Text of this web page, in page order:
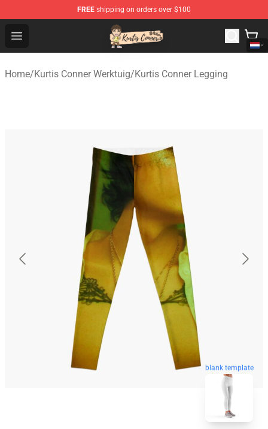
FREE shipping on orders over $100
Open menu
Kurtis Conner Store - Official Kurtis Conner Merchandise
Home/Kurtis Conner Werktuig/Kurtis Conner Legging
blank template